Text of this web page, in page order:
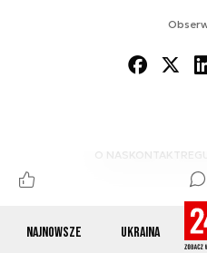
Najnowsze Ukraina
O NAS KONTAKT
© 2012-2026